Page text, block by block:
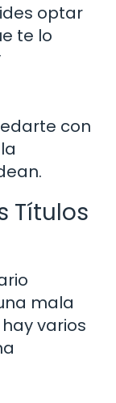
optar
te lo
con
Títulos
mala
varios